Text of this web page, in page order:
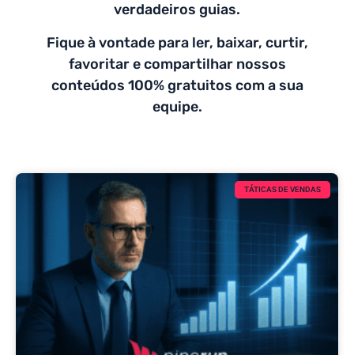
verdadeiros guias.
Fique à vontade para ler, baixar, curtir,
favoritar e compartilhar nossos
conteúdos 100% gratuitos com a sua
equipe.
TÁTICAS DE VENDAS